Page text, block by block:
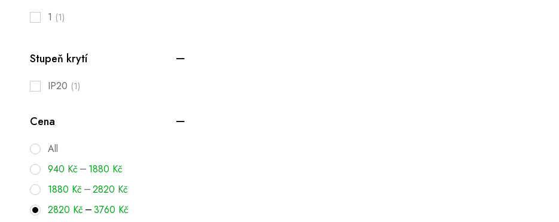
1 (1)
Stupeň krytí
IP20 (1)
Cena
All
940 Kč – 1880 Kč
1880 Kč –2820 Kč
2820 Kč –3760 Kč